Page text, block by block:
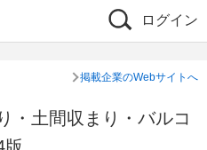
ログイン
掲載企業のWebサイトへ
・土間収まり・バルコ